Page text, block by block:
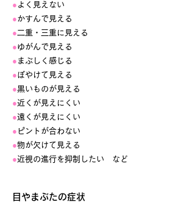
● よく見えない
●かすんで見える
●二重・三重に見える
●ゆがんで見える
● まぶしく感じる
●ぼやけて見える
●黒いものが見える
●近くが見えにくい
●遠くが見えにくい
● ピントが合わない
●物が欠けて見える
●近視の進行を抑制したい など
目やまぶたの症状